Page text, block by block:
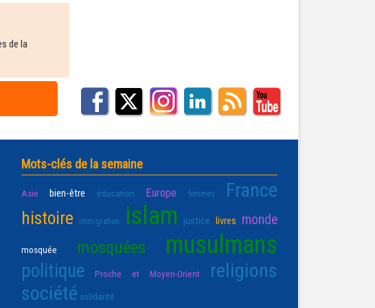
de la
Mots-clés de la semaine
Asie bien-être éducation Europe femmes France
histoire immigration islam justice livres monde
mosquée mosquées musulmans
politique Proche et Moyen-Orient
religions
société solidarité